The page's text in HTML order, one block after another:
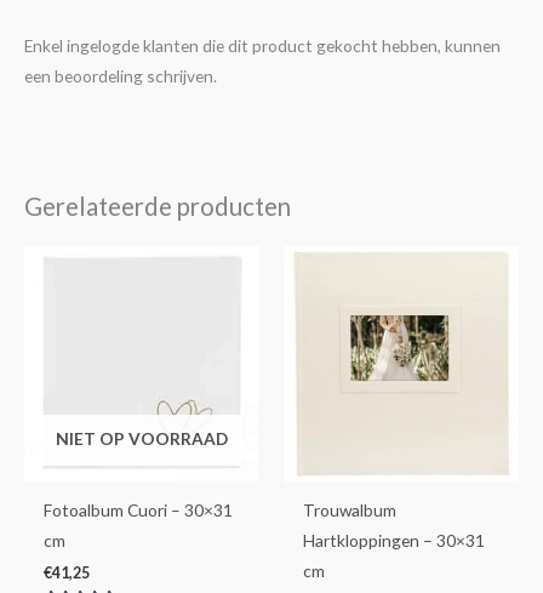
Enkel ingelogde klanten die dit product gekocht hebben, kunnen
een beoordeling schrijven.
Gerelateerde producten
NIET OP VOORRAAD
Fotoalbum Cuori – 30×31
cm
€41,25
Trouwalbum
Hartkloppingen – 30×31
cm